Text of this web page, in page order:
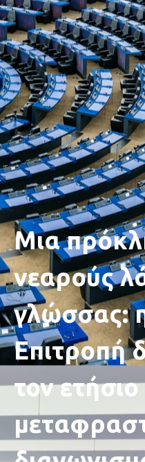
Μια
νεαρούς
γλώσσας:
Επιτροπή
τον ετήσιο